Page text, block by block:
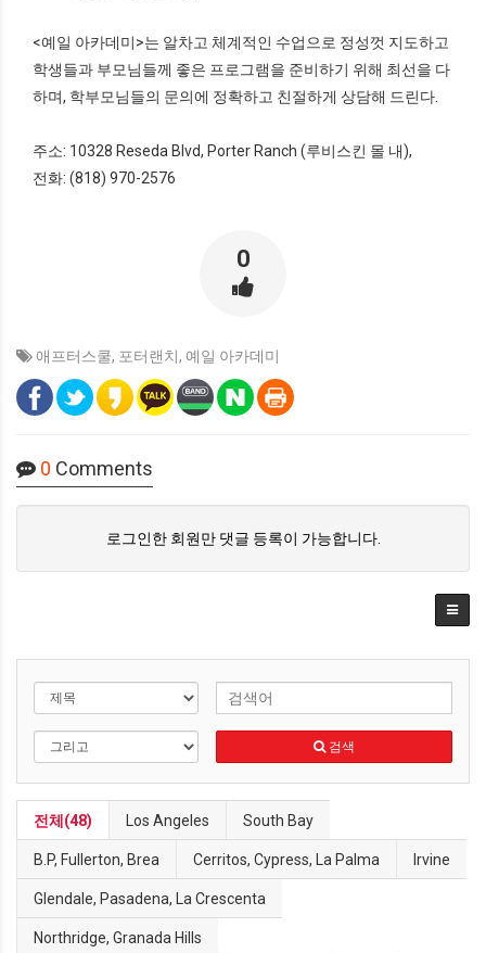
<예일 아카데미>는 알차고 체계적인 수업으로 정성껏 지도하고
학생들과 부모님들께 좋은 프로그램을 준비하기 위해 최선을 다
하며, 학부모님들의 문의에 정확하고 친절하게 상담해 드린다.
주소: 10328 Reseda Blvd, Porter Ranch (루비스킨 몰 내),
전화: (818) 970-2576
0
애프터스쿨, 포터랜치, 예일 아카데미
0 Comments
로그인한 회원만 댓글 등록이 가능합니다.
검색
전체(48) Los Angeles South Bay
B.P, Fullerton, Brea Cerritos, Cypress, La Palma Irvine
Glendale, Pasadena, La Crescenta
Northridge, Granada Hills